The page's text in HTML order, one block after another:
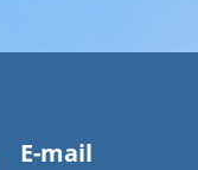
E-mail